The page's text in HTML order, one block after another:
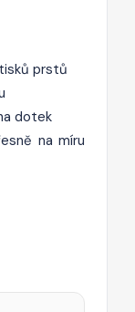
prstů
dotek
na míru